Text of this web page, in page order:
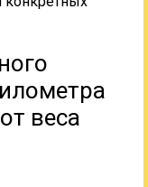
веса